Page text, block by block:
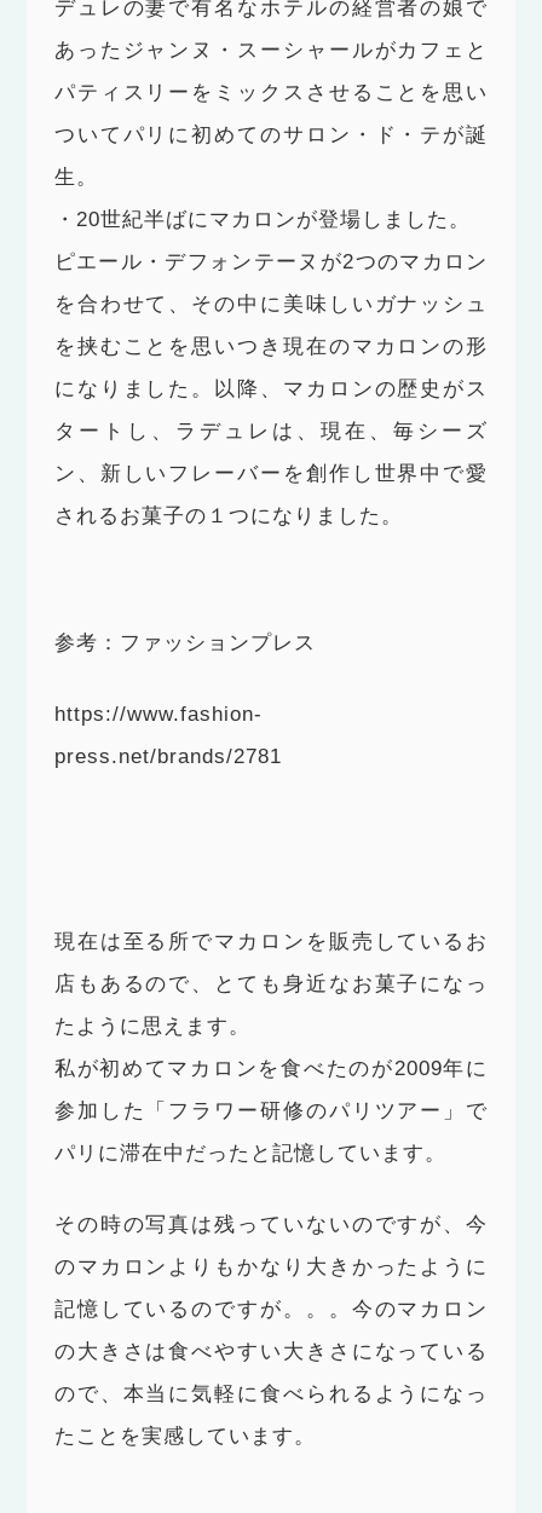
デュレの妻で有名なホテルの経営者の娘で
あったジャンヌ・スーシャールがカフェと
パティスリーをミックスさせることを思い
ついてパリに初めてのサロン・ド・テが誕
生。
・20世紀半ばにマカロンが登場しました。
ピエール・デフォンテーヌが2つのマカロン
を合わせて、その中に美味しいガナッシュ
を挟むことを思いつき現在のマカロンの形
になりました。以降、マカロンの歴史がス
タートし、ラデュレは、現在、毎シーズ
ン、新しいフレーバーを創作し世界中で愛
されるお菓子の１つになりました。
参考：ファッションプレス
https://www.fashion-
press.net/brands/2781
現在は至る所でマカロンを販売しているお
店もあるので、とても身近なお菓子になっ
たように思えます。
私が初めてマカロンを食べたのが2009年に
参加した「フラワー研修のパリツアー」で
パリに滞在中だったと記憶しています。
その時の写真は残っていないのですが、今
のマカロンよりもかなり大きかったように
記憶しているのですが。。。今のマカロン
の大きさは食べやすい大きさになっている
ので、本当に気軽に食べられるようになっ
たことを実感しています。